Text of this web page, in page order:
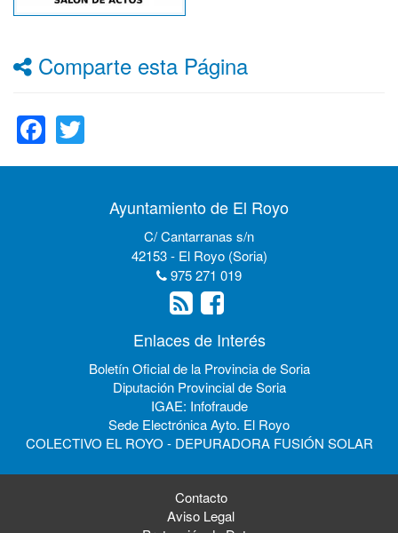
Comparte esta Página
Facebook
Ayuntamiento de El Royo
C/ Cantarranas s/n
42153 - El Royo (Soria)
975 271 019
Enlaces de Interés
Boletín Oficial de la Provincia de Soria
Diputación Provincial de Soria
IGAE: Infofraude
Sede Electrónica Ayto. El Royo
COLECTIVO EL ROYO - DEPURADORA FUSIÓN SOLAR
Contacto
Aviso Legal